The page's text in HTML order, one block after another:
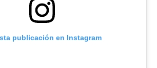
publicación en Instagram